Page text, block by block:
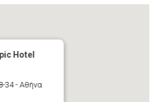
Hotel
34 - Αθήνα